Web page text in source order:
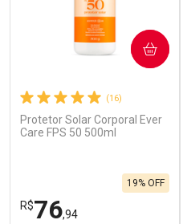
(16)
Protetor Solar Corporal Ever
Care FPS 50 500ml
R$76,94
19% OFF
COMPRAR